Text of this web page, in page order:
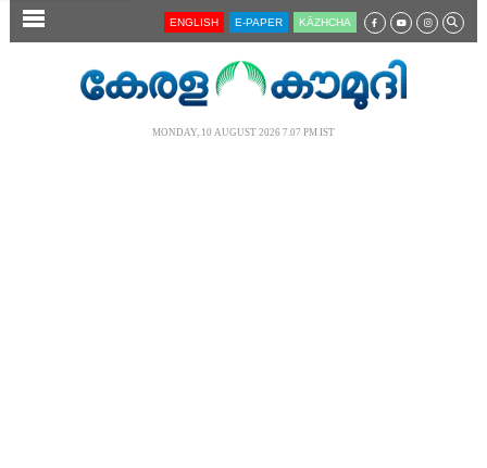
SECTIONS ENGLISH E-PAPER KĀZHCHA
MONDAY, 10 AUGUST 2026 7.07 PM IST